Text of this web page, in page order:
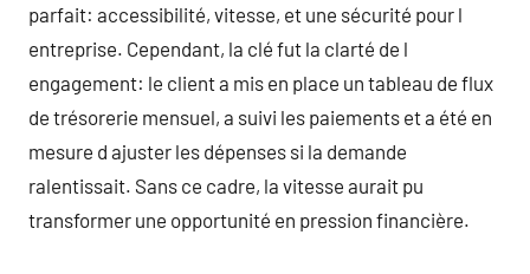
parfait: accessibilité, vitesse, et une sécurité pour l
entreprise. Cependant, la clé fut la clarté de l
engagement: le client a mis en place un tableau de flux
de trésorerie mensuel, a suivi les paiements et a été en
mesure d ajuster les dépenses si la demande
ralentissait. Sans ce cadre, la vitesse aurait pu
transformer une opportunité en pression financière.